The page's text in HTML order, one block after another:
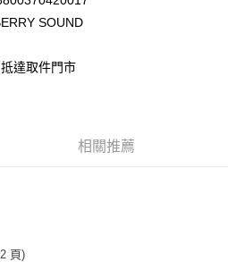
後才付款」的支付方式。 讓您購物簡單
再付款。
上)免運費
SOUND
達取件門市
相關推薦
頁)